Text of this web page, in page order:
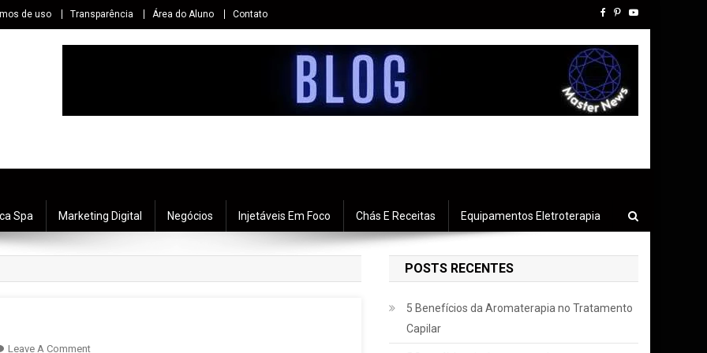
de uso Transparência Área do Aluno Contato
Spa Marketing Digital Negócios Injetáveis Em Foco Chás E Receitas Equipamentos Eletroterapia
Leave A Comment
POSTS RECENTES
5 Benefícios da Aromaterapia no Tratamento
Capilar